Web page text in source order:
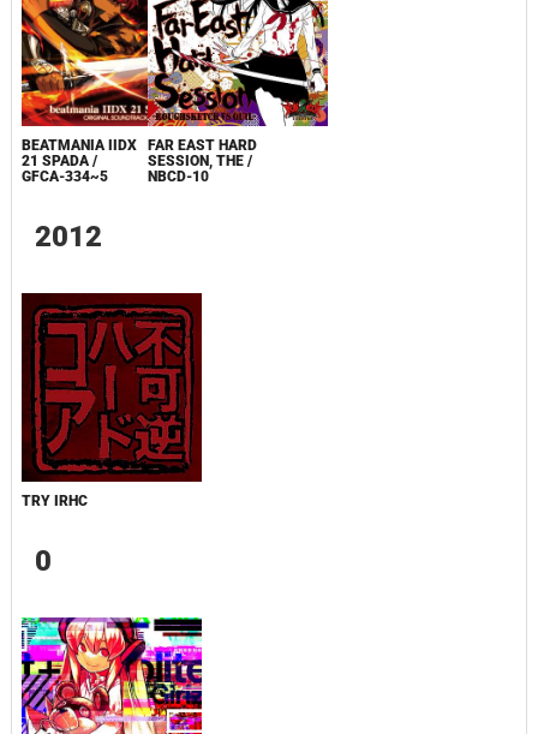
BEATMANIA IIDX
21 SPADA /
GFCA-334~5
FAR EAST HARD
SESSION, THE /
NBCD-10
2012
TRY IRHC
0